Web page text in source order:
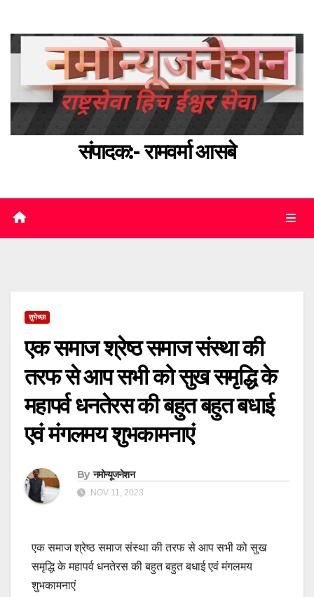
content
संपादक:- रामवर्मा आसबे
शुभेच्छा
एक समाज श्रेष्ठ समाज संस्था की
तरफ से आप सभी को सुख समृद्धि के
महापर्व धनतेरस की बहुत बहुत बधाई
एवं मंगलमय शुभकामनाएं
By नमोन्यूजनेशन
NOV 11, 2023
एक समाज श्रेष्ठ समाज संस्था की तरफ से आप सभी को सुख
समृद्धि के महापर्व धनतेरस की बहुत बहुत बधाई एवं मंगलमय
शुभकामनाएं